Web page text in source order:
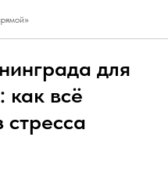
для
как всё
стресса